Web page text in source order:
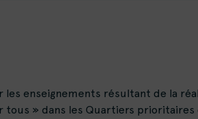
les enseignements résultant de la
tous » dans les Quartiers prioritaires